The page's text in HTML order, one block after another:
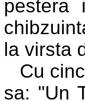
pestera
la virsta
Cu
sa: "Un